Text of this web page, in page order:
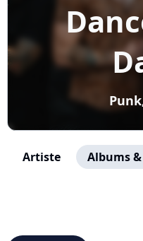
Artiste Albums